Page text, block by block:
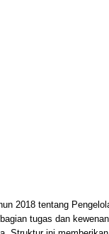
2018 tentang
tugas dan